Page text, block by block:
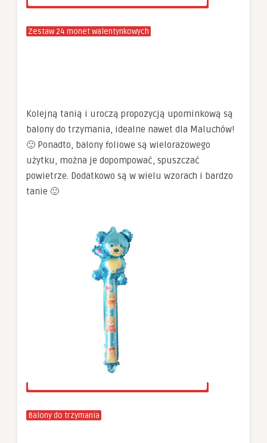
Zestaw 24 monet walentynkowych
Kolejną tanią i uroczą propozycją upominkową są
balony do trzymania, idealne nawet dla Maluchów!
🙂 Ponadto, balony foliowe są wielorazowego
użytku, można je dopompować, spuszczać
powietrze. Dodatkowo są w wielu wzorach i bardzo
tanie 🙂
Balony do trzymania